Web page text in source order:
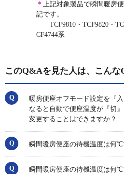
＊ 上記対象製品で瞬間暖房
記です。
TCF9810・TCF9820・
CF4744系
このQ&Aを見た人は、こん
暖房便座オフモード設定を『
なると自動で便座温度が『切
変更することはできますか？
瞬間暖房便座の待機温度は何℃
瞬間暖房便座の待機温度は何℃